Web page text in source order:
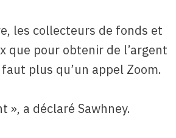
les collecteurs de fonds et
que pour obtenir de l’argent
plus qu’un appel Zoom.
», a déclaré Sawhney.